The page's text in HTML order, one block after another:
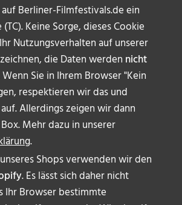
Berliner-Filmfestivals.de ein
Keine Sorge, dieses Cookie
Nutzungsverhalten auf unserer
die Daten werden nicht
Sie in Ihrem Browser "Kein
respektieren wir das und
Allerdings zeigen wir dann
Mehr dazu in unserer
.
Shops verwenden wir den
. Es lässt sich daher nicht
Ihr Browser bestimmte